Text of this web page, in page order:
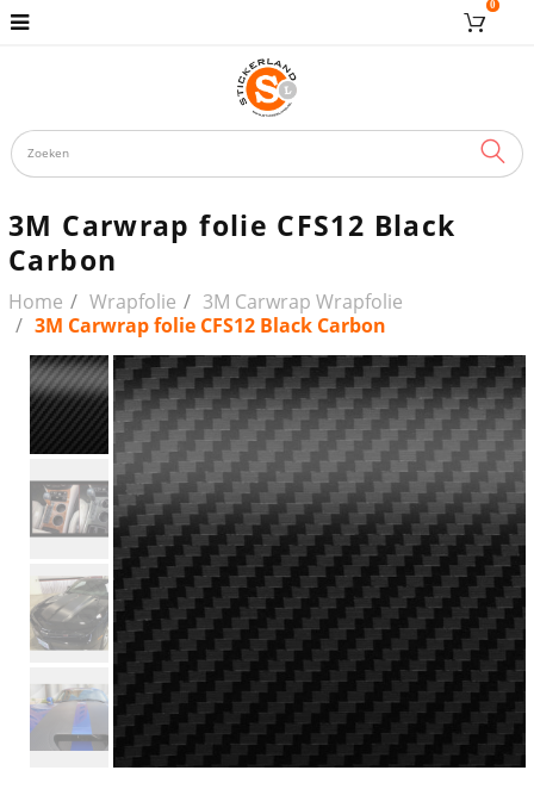
0
3M Carwrap folie CFS12 Black
Carbon
Home Wrapfolie
3M Carwrap Wrapfolie
3M Carwrap folie CFS12 Black Carbon